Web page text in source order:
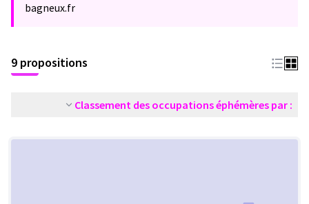
bagneux.fr
9 propositions
Classement des occupations éphémères par :